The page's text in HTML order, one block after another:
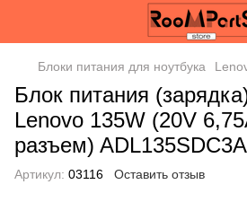
Блоки питания для ноутбука
Блок питания
Lenovo 135W (20V
разъем)
Артикул: 03116 Оставить отзыв